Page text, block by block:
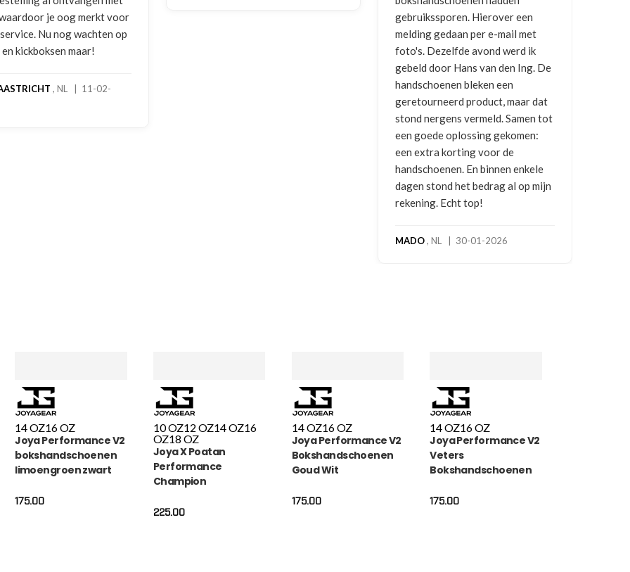
NICO VERMUNICHT, BE | 29-01-
2026
14 OZ16 OZ
Joya Performance V2
bokshandschoenen
limoengroen zwart
175.00
10 OZ12 OZ14 OZ16
OZ18 OZ
Joya X Poatan
Performance
Champion
225.00
14 OZ16 OZ
Joya Performance V2
Bokshandschoenen
Goud Wit
175.00
14 OZ16 OZ
Joya Performance V2
Veters
Bokshandschoenen
175.00